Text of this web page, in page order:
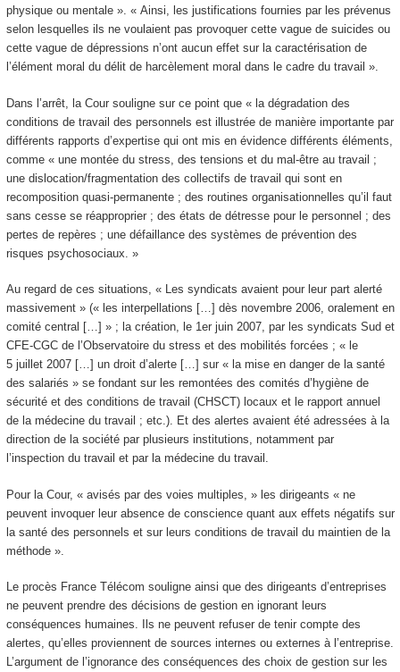
physique ou mentale ». « Ainsi, les justifications fournies par les prévenus
selon lesquelles ils ne voulaient pas provoquer cette vague de suicides ou
cette vague de dépressions n’ont aucun effet sur la caractérisation de
l’élément moral du délit de harcèlement moral dans le cadre du travail ».
Dans l’arrêt, la Cour souligne sur ce point que « la dégradation des
conditions de travail des personnels est illustrée de manière importante par
différents rapports d’expertise qui ont mis en évidence différents éléments,
comme « une montée du stress, des tensions et du mal-être au travail ;
une dislocation/fragmentation des collectifs de travail qui sont en
recomposition quasi-permanente ; des routines organisationnelles qu’il faut
sans cesse se réapproprier ; des états de détresse pour le personnel ; des
pertes de repères ; une défaillance des systèmes de prévention des
risques psychosociaux. »
Au regard de ces situations, « Les syndicats avaient pour leur part alerté
massivement » (« les interpellations […] dès novembre 2006, oralement en
comité central […] » ; la création, le 1erjuin 2007, par les syndicats Sud et
CFE-CGC de l’Observatoire du stress et des mobilités forcées ; « le
5 juillet 2007 […] un droit d’alerte […] sur « la mise en danger de la santé
des salariés » se fondant sur les remontées des comités d’hygiène de
sécurité et des conditions de travail (CHSCT) locaux et le rapport annuel
de la médecine du travail ; etc.). Et des alertes avaient été adressées à la
direction de la société par plusieurs institutions, notamment par
l’inspection du travail et par la médecine du travail.
Pour la Cour, « avisés par des voies multiples, » les dirigeants « ne
peuvent invoquer leur absence de conscience quant aux effets négatifs sur
la santé des personnels et sur leurs conditions de travail du maintien de la
méthode ».
Le procès France Télécom souligne ainsi que des dirigeants d’entreprises
ne peuvent prendre des décisions de gestion en ignorant leurs
conséquences humaines. Ils ne peuvent refuser de tenir compte des
alertes, qu’elles proviennent de sources internes ou externes à l’entreprise.
L’argument de l’ignorance des conséquences des choix de gestion sur les